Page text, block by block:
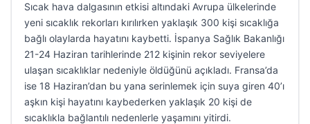
Sıcak hava dalgasının etkisi altındaki Avrupa ülkelerinde
yeni sıcaklık rekorları kırılırken yaklaşık 300 kişi sıcaklığa
bağlı olaylarda hayatını kaybetti. İspanya Sağlık Bakanlığı
21-24 Haziran tarihlerinde 212 kişinin rekor seviyelere
ulaşan sıcaklıklar nedeniyle öldüğünü açıkladı. Fransa’da
ise 18 Haziran’dan bu yana serinlemek için suya giren 40’ı
aşkın kişi hayatını kaybederken yaklaşık 20 kişi de
sıcaklıkla bağlantılı nedenlerle yaşamını yitirdi.